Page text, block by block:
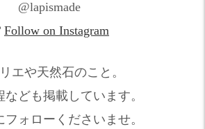
@lapismade
Follow on Instagram
エや天然石のこと。
なども掲載しています。
フォローくださいませ。